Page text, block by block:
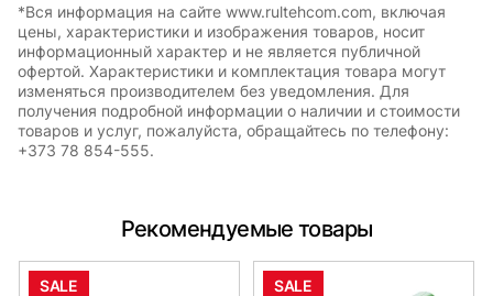
*Вся информация на сайте www.rultehcom.com, включая
цены, характеристики и изображения товаров, носит
информационный характер и не является публичной
офертой. Характеристики и комплектация товара могут
изменяться производителем без уведомления. Для
получения подробной информации о наличии и стоимости
товаров и услуг, пожалуйста, обращайтесь по телефону:
+373 78 854-555.
Рекомендуемые товары
SALE SALE